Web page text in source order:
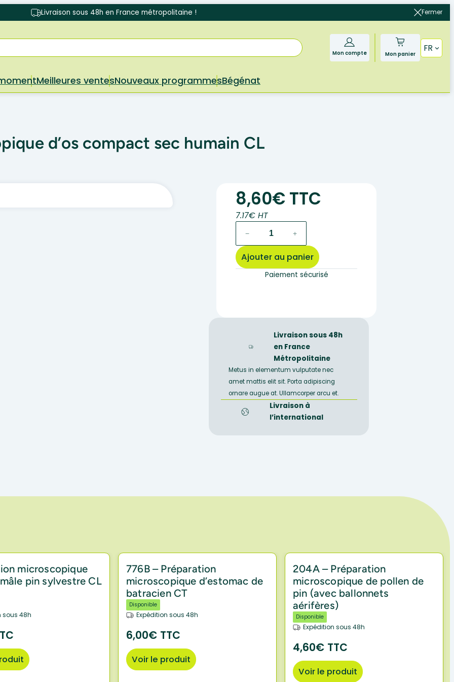
Fermer
Livraison sous 48h en France métropolitaine !
Mon compte Mon panier
FR
Meilleures ventesNouveaux programmesBégénat
d’os compact sec humain CL
8,60€ TTC
7.17€ HT
912D
–
Préparation
sec
− +
Ajouter au panier
Paiement sécurisé
Livraison sous 48h
en France
Métropolitaine
Metus in elementum vulputate nec
amet mattis elit sit. Porta adipiscing
ornare augue at. Ullamcorper arcu et.
Livraison à
l’international
microscopique
pin sylvestre CL
sous 48h
776B – Préparation
microscopique d’estomac de
batracien CT
Disponible
Expédition sous 48h
6,00€ TTC
Voir le produit
204A – Préparation
microscopique de pollen de
pin (avec ballonnets
aérifères)
Disponible
Expédition sous 48h
4,60€ TTC
Voir le produit